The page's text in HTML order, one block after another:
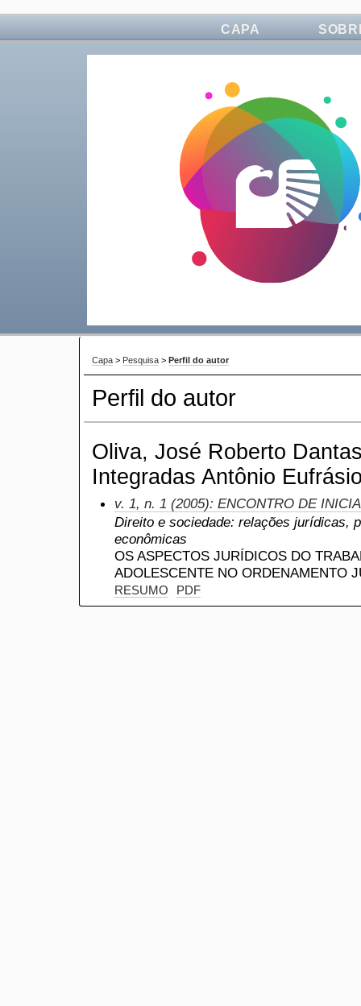
CAPA
Capa > Pesquisa > Perfil do autor
Perfil do autor
Oliva, José Roberto
Integradas Antônio
v. 1, n. 1 (2005): ENCONTRO DE
Direito e sociedade: relações jurídicas,
econômicas
OS ASPECTOS JURÍDICOS DO
ADOLESCENTE NO ORDENAMENTO
RESUMO PDF